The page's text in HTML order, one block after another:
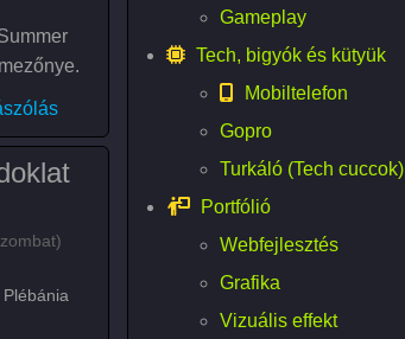
Euro Road Trip & Party)
Gameplay
Tech, bigyók és kütyük
Mobiltelefon
Gopro
Turkáló (Tech cuccok)
Portfólió
Webfejlesztés
Grafika
Vizuális effekt